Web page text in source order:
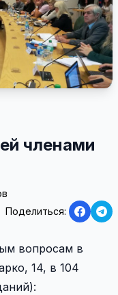
членами
Поделиться:
вопросам в
14, в 104